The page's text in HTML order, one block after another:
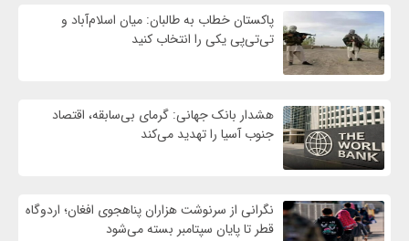
پاکستان خطاب به طالبان: میان اسلام‌آباد و
تی‌تی‌پی یکی را انتخاب کنید
هشدار بانک جهانی: گرمای بی‌سابقه، اقتصاد
جنوب آسیا را تهدید می‌کند
نگرانی از سرنوشت هزاران پناهجوی افغان؛ اردوگاه
قطر تا پایان سپتامبر بسته می‌شود